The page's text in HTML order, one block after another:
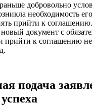
добровольно
необходимость
прийти к
документ с
прийти к соглашению не
подача